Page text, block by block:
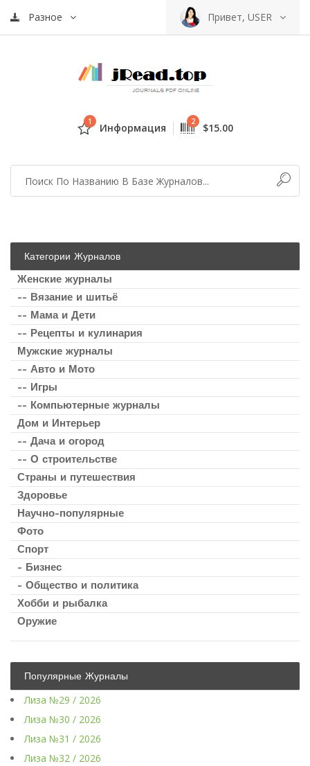
Разное Привет, USER
1 Информация 2 $15.00
Категории Журналов
Женские журналы
-- Вязание и шитьё
-- Мама и Дети
-- Рецепты и кулинария
Мужские журналы
-- Авто и Мото
-- Игры
-- Компьютерные журналы
Дом и Интерьер
-- Дача и огород
-- О строительстве
Страны и путешествия
Здоровье
Научно-популярные
Фото
Спорт
- Бизнес
- Общество и политика
Хобби и рыбалка
Оружие
Популярные Журналы
Лиза №29 / 2026
Лиза №30 / 2026
Лиза №31 / 2026
Лиза №32 / 2026